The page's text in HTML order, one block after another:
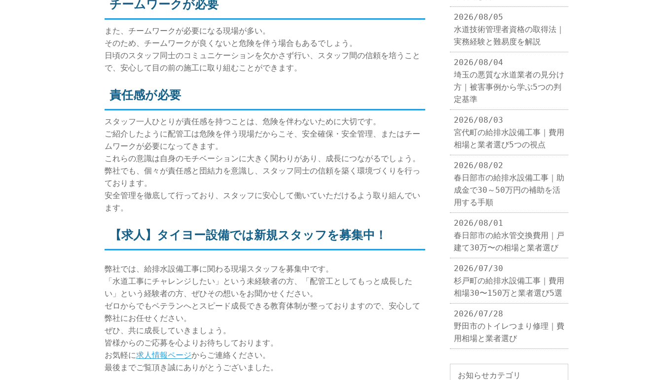
チームワークが必要
また、チームワークが必要になる現場が多い。
そのため、チームワークが良くないと危険を伴う場合もあるでしょう。
日頃のスタッフ同士のコミュニケーションを欠かさず行い、スタッフ間の信頼を培うこと
で、安心して目の前の施工に取り組むことができます。
責任感が必要
スタッフ一人ひとりが責任感を持つことは、危険を伴わないために大切です。
ご紹介したように配管工は危険を伴う現場だからこそ、安全確保・安全管理、またはチー
ムワークが必要になってきます。
これらの意識は自身のモチベーションに大きく関わりがあり、成長につながるでしょう。
弊社でも、個々が責任感と団結力を意識し、スタッフ同士の信頼を築く環境づくりを行っ
ております。
安全管理を徹底して行っており、スタッフに安心して働いていただけるよう取り組んでい
ます。
【求人】タイヨー設備では新規スタッフを募集中！
弊社では、給排水設備工事に関わる現場スタッフを募集中です。
「水道工事にチャレンジしたい」という未経験者の方、「配管工としてもっと成長した
い」という経験者の方、ぜひその想いをお聞かせください。
ゼロからでもベテランへとスピード成長できる教育体制が整っておりますので、安心して
弊社にお任せください。
ぜひ、共に成長していきましょう。
皆様からのご応募を心よりお待ちしております。
お気軽に求人情報ページからご連絡ください。
最後までご覧頂き誠にありがとうございました。
2026/08/05
水道技術管理者資格の取得法｜
実務経験と難易度を解説
2026/08/04
埼玉の悪質な水道業者の見分け
方｜被害事例から学ぶ5つの判
定基準
2026/08/03
宮代町の給排水設備工事｜費用
相場と業者選び5つの視点
2026/08/02
春日部市の給排水設備工事｜助
成金で30～50万円の補助を活
用する手順
2026/08/01
春日部市の給水管交換費用｜戸
建て30万〜の相場と業者選び
2026/07/30
杉戸町の給排水設備工事｜費用
相場30〜150万と業者選び5選
2026/07/28
野田市のトイレつまり修理｜費
用相場と業者選び
お知らせカテゴリ